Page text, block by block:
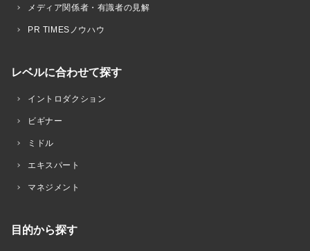
メディア関係者・有識者の見解
PR TIMESノウハウ
レベルに合わせて探す
イントロダクション
ビギナー
ミドル
エキスパート
マネジメント
目的から探す